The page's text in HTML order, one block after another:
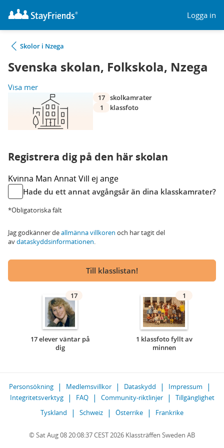
Logga in
Skolor i Nzega
Svenska skolan, Folkskola, Nzega
Visa mer
17 skolkamrater
1
klassfoto
Registrera dig på den här skolan
Kvinna Man AnnatVill ej ange
Hade du ett annat avgångsår än dina klasskamrater?
*Obligatoriska fält
Jag godkänner deallmänna villkoren och har tagit del
avdataskyddsinformationen.
Till klasslistan!
17
17 elever väntar på
dig
1
1 klassfoto fyllt av
minnen
Personsökning Medlemsvillkor Dataskydd
Impressum
Integritetsverktyg
FAQ Community-riktlinjer
Tillgänglighet
Tyskland
Schweiz Österrike Frankrike
© Sat Aug 08 20:08:37 CEST 2026 Klassträffen Sweden AB